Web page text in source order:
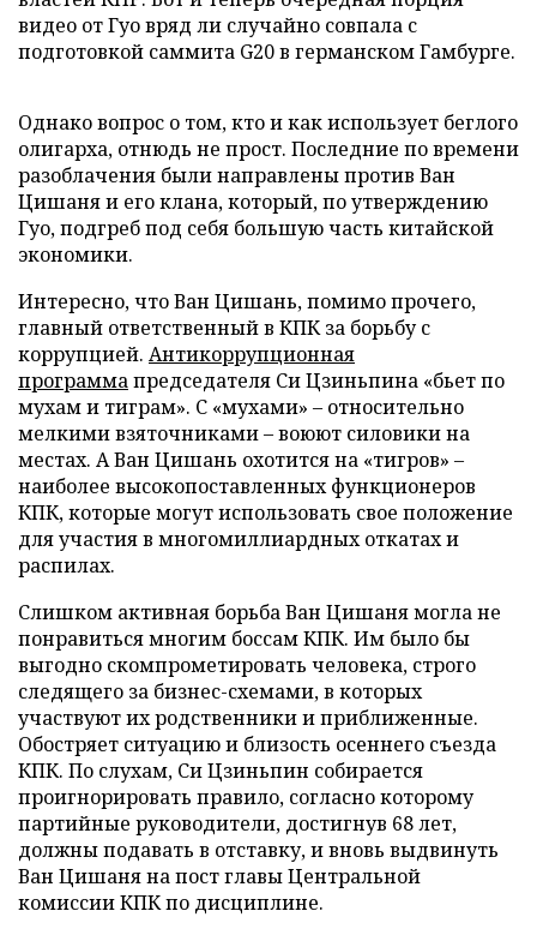
видео от Гуо вряд ли случайно совпала с
подготовкой саммита G20 в германском Гамбурге.
Однако вопрос о том, кто и как использует беглого
олигарха, отнюдь не прост. Последние по времени
разоблачения были направлены против Ван
Цишаня и его клана, который, по утверждению
Гуо, подгреб под себя большую часть китайской
экономики.
Интересно, что Ван Цишань, помимо прочего,
главный ответственный в КПК за борьбу с
коррупцией. Антикоррупционная
программапредседателя Си Цзиньпина «бьет по
мухам и тиграм». С «мухами» – относительно
мелкими взяточниками – воюют силовики на
местах. А Ван Цишань охотится на «тигров» –
наиболее высокопоставленных функционеров
КПК, которые могут использовать свое положение
для участия в многомиллиардных откатах и
распилах.
Слишком активная борьба Ван Цишаня могла не
понравиться многим боссам КПК. Им было бы
выгодно скомпрометировать человека, строго
следящего за бизнес-схемами, в которых
участвуют их родственники и приближенные.
Обостряет ситуацию и близость осеннего съезда
КПК. По слухам, Си Цзиньпин собирается
проигнорировать правило, согласно которому
партийные руководители, достигнув 68 лет,
должны подавать в отставку, и вновь выдвинуть
Ван Цишаня на пост главы Центральной
комиссии КПК по дисциплине.